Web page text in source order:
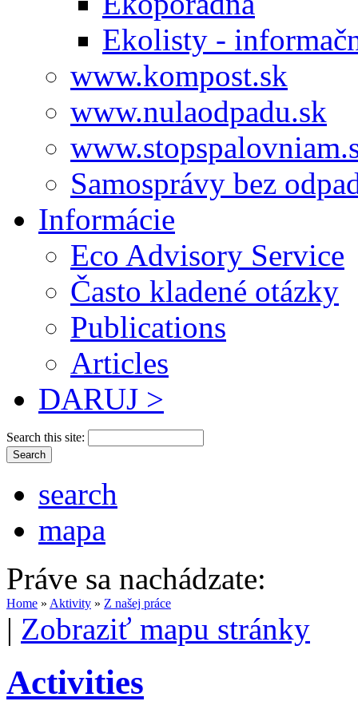
Ekolisty -
www.kompost.sk
www.nulaodpadu.sk
Samosprávy bez
Informácie
Eco Advisory Service
Často kladené otázky
Publications
Articles
DARUJ >
Search this site:
search
mapa
Práve sa nachádzate:
Home » Aktivity » Z našej práce
| Zobraziť mapu stránky
Activities